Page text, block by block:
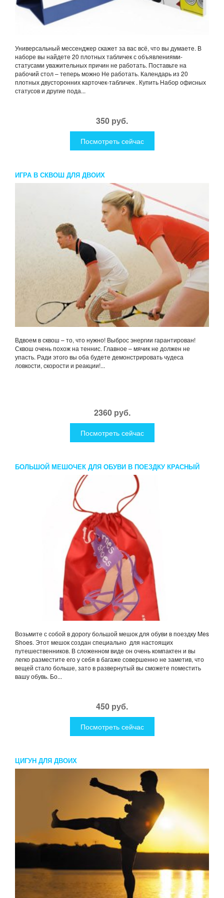
Универсальный мессенджер скажет за вас всё, что вы думаете. В
наборе вы найдете 20 плотных табличек с объявлениями-
статусами уважительных причин не работать. Поставьте на
рабочий стол – теперь можно Не работать. Календарь из 20
плотных двусторонних карточек-табличек . Купить Набор офисных
статусов и другие пода...
350 руб.
Посмотреть сейчас
ИГРА В СКВОШ ДЛЯ ДВОИХ
Вдвоем в сквош – то, что нужно! Выброс энергии гарантирован!
Сквош очень похож на теннис. Главное – мячик не должен не
упасть. Ради этого вы оба будете демонстрировать чудеса
ловкости, скорости и реакции!...
2360 руб.
Посмотреть сейчас
БОЛЬШОЙ МЕШОЧЕК ДЛЯ ОБУВИ В ПОЕЗДКУ КРАСНЫЙ
Возьмите с собой в дорогу большой мешок для обуви в поездку Mes
Shoes. Этот мешок создан специально для настоящих
путешественников. В сложенном виде он очень компактен и вы
легко разместите его у себя в багаже совершенно не заметив, что
вещей стало больше, зато в развернутый вы сможете поместить
вашу обувь. Бо...
450 руб.
Посмотреть сейчас
ЦИГУН ДЛЯ ДВОИХ